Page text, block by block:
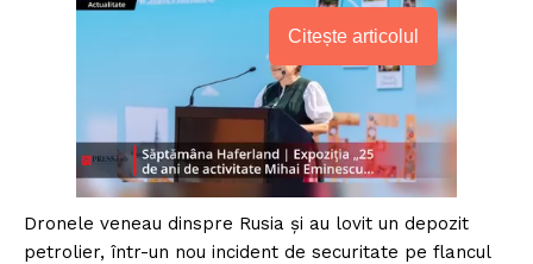
Citește articolul
Dronele veneau dinspre Rusia și au lovit un depozit
petrolier, într-un nou incident de securitate pe flancul